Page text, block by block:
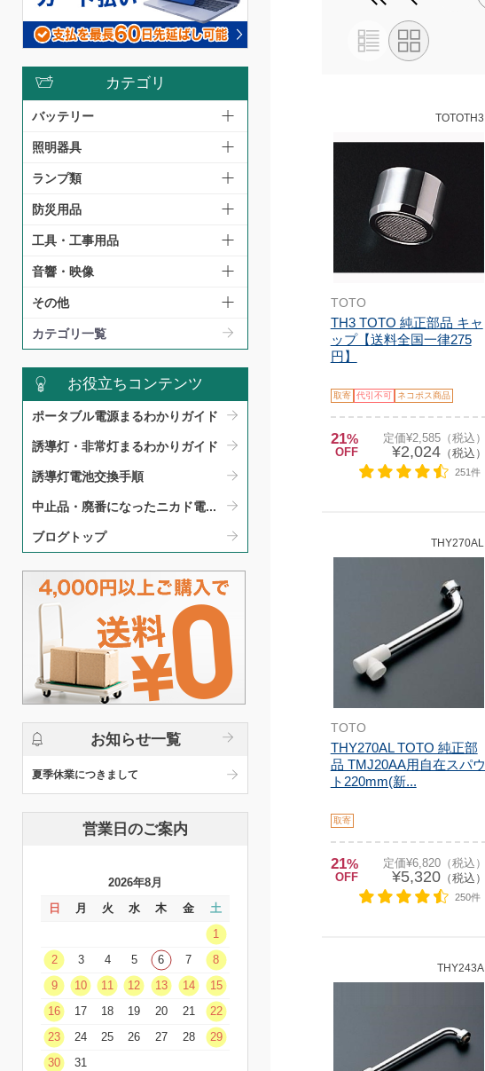
カテゴリ
バッテリー
照明器具
ランプ類
防災用品
工具・工事用品
音響・映像
その他
カテゴリ一覧
お役立ちコンテンツ
ポータブル電源まるわかりガイド​
誘導灯・非常灯まるわかりガイド​
誘導灯電池交換手順​
中止品・廃番になったニカド電...
ブログトップ
お知らせ一覧
夏季休業につきまして
営業日のご案内
2026年8月
日
月 火 水 木 金
土
1
2
3 4 5 6 7
8
9
10 11 12 13 14
15
16
17 18 19 20 21
22
23
24 25 26 27 28
29
30
31
TOTOTH3
TOTO
TH3 TOTO 純正部品 キャ
ップ【送料全国一律275
円】
取寄 代引不可 ネコポス商品
21%
OFF
定価¥2,585（税込）
¥2,024 （税込）
251件
THY270AL
TOTO
THY270AL TOTO 純正部
品 TMJ20AA用自在スパウ
ト220mm(新...
取寄
21%
OFF
定価¥6,820（税込）
¥5,320 （税込）
250件
THY243A